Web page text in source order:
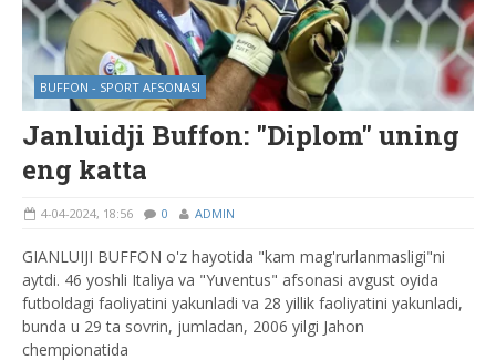
BUFFON - SPORT AFSONASI
Janluidji Buffon: "Diplom" uning
eng katta
4-04-2024, 18:56 0 ADMIN
GIANLUIJI BUFFON o'z hayotida "kam mag'rurlanmasligi"ni
aytdi. 46 yoshli Italiya va "Yuventus" afsonasi avgust oyida
futboldagi faoliyatini yakunladi va 28 yillik faoliyatini yakunladi,
bunda u 29 ta sovrin, jumladan, 2006 yilgi Jahon
chempionatida